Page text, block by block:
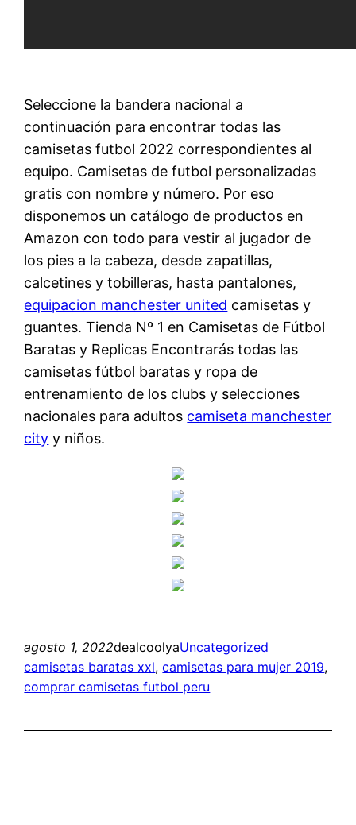
Seleccione la bandera nacional a
continuación para encontrar todas las
camisetas futbol 2022 correspondientes al
equipo. Camisetas de futbol personalizadas
gratis con nombre y número. Por eso
disponemos un catálogo de productos en
Amazon con todo para vestir al jugador de
los pies a la cabeza, desde zapatillas,
calcetines y tobilleras, hasta pantalones,
equipacion manchester united camisetas y
guantes. Tienda Nº 1 en Camisetas de Fútbol
Baratas y Replicas Encontrarás todas las
camisetas fútbol baratas y ropa de
entrenamiento de los clubs y selecciones
nacionales para adultos camiseta manchester
city y niños.
agosto 1, 2022dealcoolyaUncategorized
camisetas baratas xxl, camisetas para mujer 2019
comprar camisetas futbol peru